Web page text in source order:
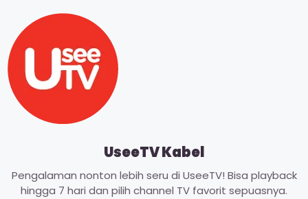
UseeTV Kabel
Pengalaman nonton lebih seru di UseeTV! Bisa playback
hingga 7 hari dan pilih channel TV favorit sepuasnya.